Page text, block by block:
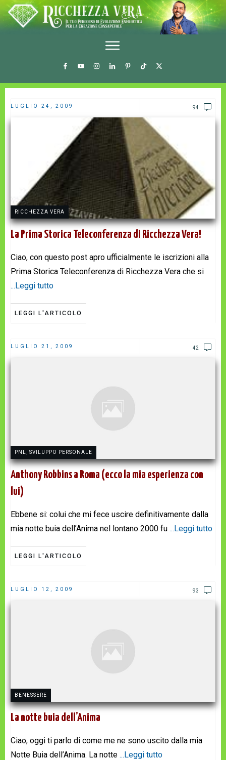
LUGLIO 24, 2009 94
RICCHEZZA VERA
La Prima Storica Teleconferenza di Ricchezza Vera!
Ciao, con questo post apro ufficialmente le iscrizioni alla
Prima Storica Teleconferenza di Ricchezza Vera che si
...Leggi tutto
LEGGI L'ARTICOLO
LUGLIO 21, 2009 42
PNL SVILUPPO PERSONALE
Anthony Robbins a Roma (ecco la mia esperienza con
lui)
Ebbene si: colui che mi fece uscire definitivamente dalla
mia notte buia dell’Anima nel lontano 2000 fu ...Leggi tutto
LEGGI L'ARTICOLO
LUGLIO 12, 2009 93
BENESSERE
La notte buia dell’Anima
Ciao, oggi ti parlo di come me ne sono uscito dalla mia
Notte Buia dell’Anima. La notte ...Leggi tutto